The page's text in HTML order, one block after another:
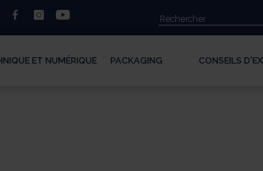
facebookinstagram
ET NUMÉRIQUE PACKAGING CONSEILS